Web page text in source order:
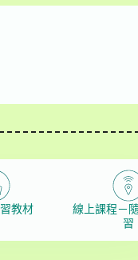
教材
線上課程－
習